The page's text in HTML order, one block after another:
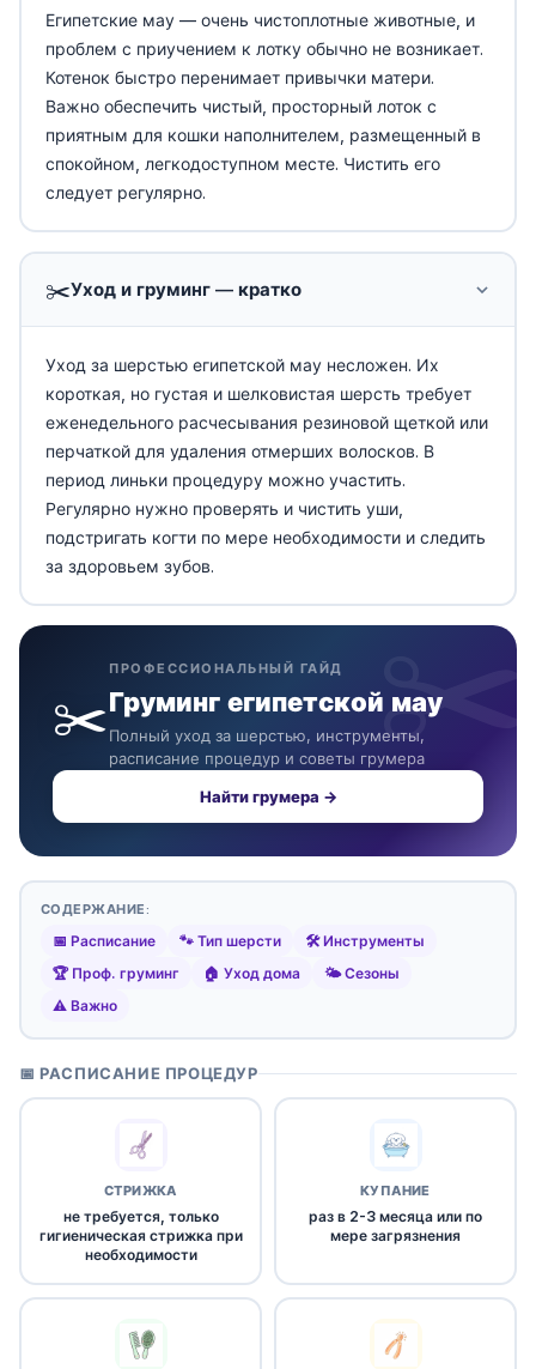
Египетские мау — очень чистоплотные животные, и
проблем с приучением к лотку обычно не возникает.
Котенок быстро перенимает привычки матери.
Важно обеспечить чистый, просторный лоток с
приятным для кошки наполнителем, размещенный в
спокойном, легкодоступном месте. Чистить его
следует регулярно.
✂️Уход и груминг — кратко
Уход за шерстью египетской мау несложен. Их
короткая, но густая и шелковистая шерсть требует
еженедельного расчесывания резиновой щеткой или
перчаткой для удаления отмерших волосков. В
период линьки процедуру можно участить.
Регулярно нужно проверять и чистить уши,
подстригать когти по мере необходимости и следить
за здоровьем зубов.
✂️
ПРОФЕССИОНАЛЬНЫЙ ГАЙД
Груминг египетской мау
Полный уход за шерстью, инструменты,
расписание процедур и советы грумера
Найти грумера →
СОДЕРЖАНИЕ:
📅 Расписание 🐾 Тип шерсти
🛠️ Инструменты
🏆 Проф. груминг
🏠 Уход дома
🌤️ Сезоны
⚠️ Важно
📅 РАСПИСАНИЕ ПРОЦЕДУР
СТРИЖКА
не требуется, только
гигиеническая стрижка при
необходимости
КУПАНИЕ
раз в 2-3 месяца или по
мере загрязнения